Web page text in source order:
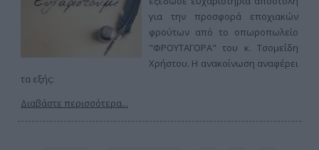
για την προσφορά εποχιακών
φρούτων από το οπωροπωλείο
"ΦΡΟΥΤΑΓΟΡΑ" του κ. Τσομεΐδη
Χρήστου. Η ανακοίνωση αναφέρει
τα εξής:
Διαβάστε περισσότερα...